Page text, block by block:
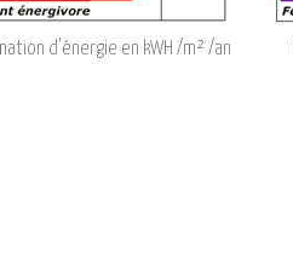
d'énergie en kWH /m² /an